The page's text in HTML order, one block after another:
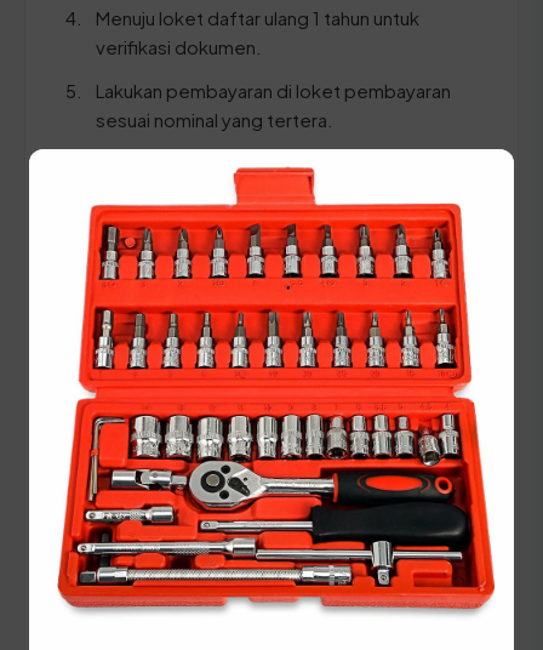
Menuju loket daftar ulang 1 tahun untuk
verifikasi dokumen.
Lakukan pembayaran di loket pembayaran
sesuai nominal yang tertera.
Ambil STNK dan SKPD yang telah divalidasi
dan dicetak baru.
⚠️ Selalu pastikan Anda membawa dokumen KTP
dan STNK dalam bentuk ASLI yang masih terbaca
jelas guna menghindari penolakan verifikasi data
oleh petugas SAMSAT.
Panduan Pajak 5 Tahunan
(Ganti Plat) di Kalimantan
Timur
Setiap lima tahun, pemilik kendaraan wajib